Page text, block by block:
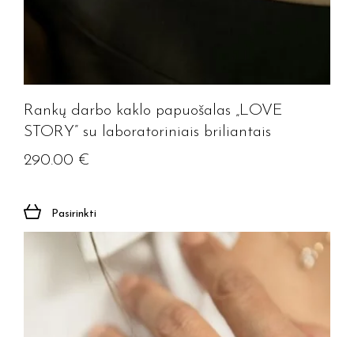
Rankų darbo kaklo papuošalas „LOVE
STORY” su laboratoriniais briliantais
290.00 €
Pasirinkti